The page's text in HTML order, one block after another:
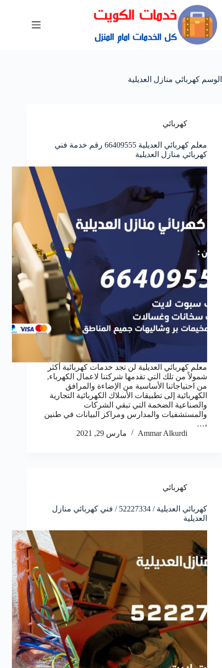
الوسم كهربائي منازل العديلية
كهربائي
معلم كهربائي العديلية 66409555 رقم خدمة فني
كهربائي منازل العديلية
معلم كهربائي العديلية لن تجد خدمات كهربائية أكثر
شمولاً من تلك التي تقدمها شركتنا لاعمال الكهرباء,
من احتياجاتنا الأساسية من الإضاءة والمرافق
الكهربائية إلى تطبيقات الأسلاك الكهربائية التجارية
والصناعية الضخمة التي تبقي الشركات
والمستشفيات والمدارس ومراكز البيانات في طنين
،…
Ammar Alkurdi
مارس 29, 2021
كهربائي
كهربائي العديلية / 52227334 / فني كهربائي منازل
العديلية